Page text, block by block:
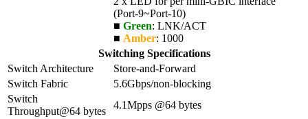
(Port-9~Port-10)
■ Green: LNK/ACT
■ Amber: 1000
Switching Specifications
Switch Architecture
Store-and-Forward
Switch Fabric
5.6Gbps/non-blocking
Switch
Throughput@64 bytes
4.1Mpps @64 bytes